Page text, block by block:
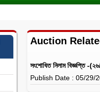
Auction
সংশোধিত নিলাম বিজ্ঞপ্তি -
Publish Date : 05/29/